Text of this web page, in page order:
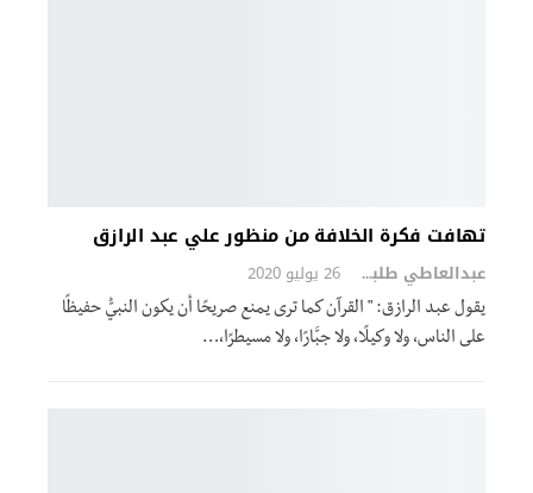
تهافت فكرة الخلافة من منظور علي عبد الرازق
عبدالعاطي طلبة 26 يوليو 2020
يقول عبد الرازق: " القرآن كما ترى يمنع صريحًا أن يكون النبيُّ حفيظًا
على الناس، ولا وكيلًا، ولا جبَّارًا، ولا مسيطرًا،…